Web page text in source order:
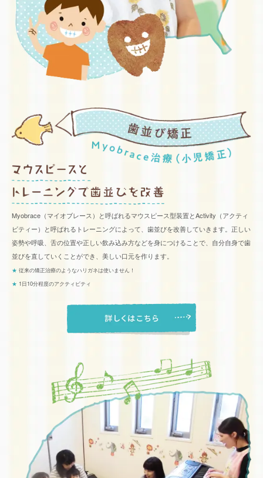
Myobrace（マイオブレース）と呼ばれるマウスピース型装置とActivity（アクティ
ビティー）と呼ばれるトレーニングによって、歯並びを改善していきます。正しい
姿勢や呼吸、舌の位置や正しい飲み込み方などを身につけることで、自分自身で歯
並びを直していくことができ、美しい口元を作ります。
★ 従来の矯正治療のようなハリガネは使いません！
★ 1日10分程度のアクティビティ